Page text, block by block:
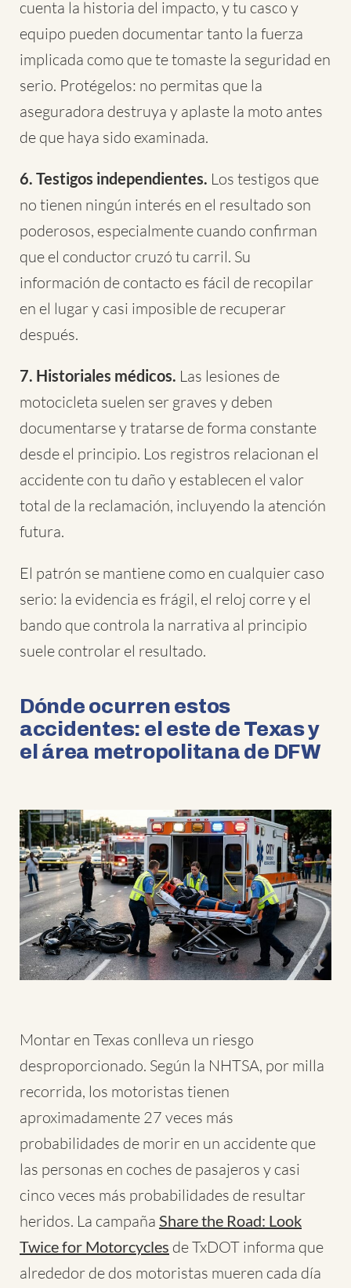
cuenta la historia del impacto, y tu casco y
equipo pueden documentar tanto la fuerza
implicada como que te tomaste la seguridad en
serio. Protégelos: no permitas que la
aseguradora destruya y aplaste la moto antes
de que haya sido examinada.
6. Testigos independientes. Los testigos que
no tienen ningún interés en el resultado son
poderosos, especialmente cuando confirman
que el conductor cruzó tu carril. Su
información de contacto es fácil de recopilar
en el lugar y casi imposible de recuperar
después.
7. Historiales médicos. Las lesiones de
motocicleta suelen ser graves y deben
documentarse y tratarse de forma constante
desde el principio. Los registros relacionan el
accidente con tu daño y establecen el valor
total de la reclamación, incluyendo la atención
futura.
El patrón se mantiene como en cualquier caso
serio: la evidencia es frágil, el reloj corre y el
bando que controla la narrativa al principio
suele controlar el resultado.
Dónde ocurren estos
accidentes: el este de Texas y
el área metropolitana de DFW
Montar en Texas conlleva un riesgo
desproporcionado. Según la NHTSA, por milla
recorrida, los motoristas tienen
aproximadamente 27 veces más
probabilidades de morir en un accidente que
las personas en coches de pasajeros y casi
cinco veces más probabilidades de resultar
heridos. La campaña Share the Road: Look
Twice for Motorcycles de TxDOT informa que
alrededor de dos motoristas mueren cada día